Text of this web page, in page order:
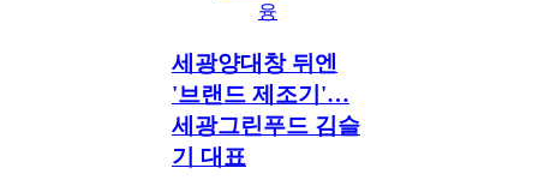
융
세광양대창 뒤엔
'브랜드 제조기'…
세광그린푸드 김슬
기 대표